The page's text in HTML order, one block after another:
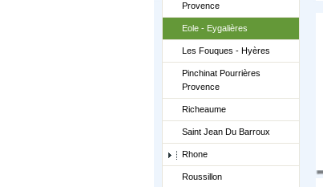
Provence
Eole - Eygalières
Les Fouques - Hyères
Pinchinat Pourrières
Provence
Richeaume
Saint Jean Du Barroux
Rhone
Roussillon